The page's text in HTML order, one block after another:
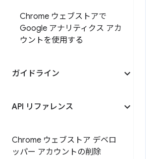
Chrome ウェブストアで
Google アナリティクス アカ
ウントを使用する
ガイドライン
API リファレンス
Chrome ウェブストア デベロ
ッパー アカウントの削除